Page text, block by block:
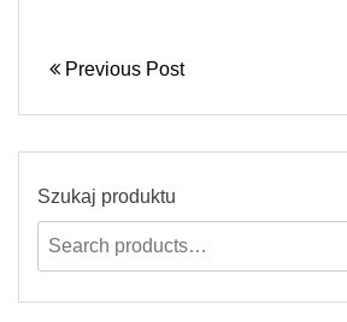
Previous Post
Szukaj produktu